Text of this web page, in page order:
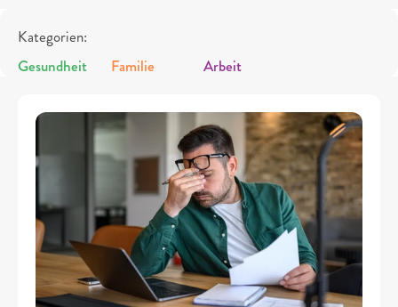
Kategorien:
Gesundheit
Familie Arbeit